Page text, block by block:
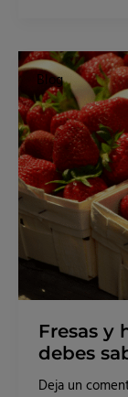
Blog
Fresas y
debes
Deja un
Fresas
y
hepatitis
A:
todo
lo
que
debes
saber